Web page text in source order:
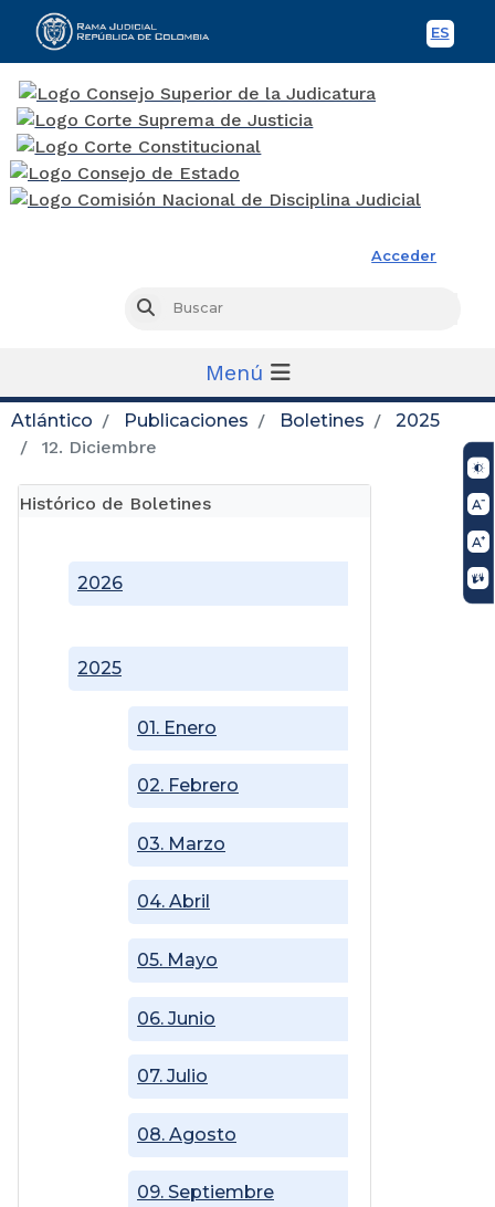
ES
Acceder
Buscar
Menú
Atlántico Publicaciones Boletines
2025
12. Diciembre
Histórico de Boletines
2025
01. Enero
02. Febrero
03. Marzo
04. Abril
05. Mayo
06. Junio
07. Julio
08. Agosto
09. Septiembre
2026